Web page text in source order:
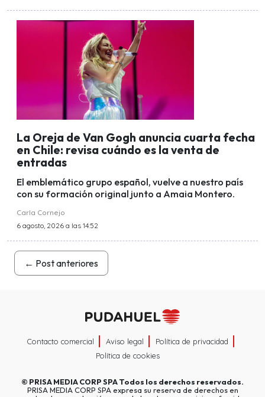
La Oreja de Van Gogh anuncia cuarta fecha
en Chile: revisa cuándo es la venta de
entradas
El emblemático grupo español, vuelve a nuestro país
con su formación original junto a Amaia Montero.
Carla Cornejo
6 agosto, 2026 a las 14:52
← Post anteriores
Contacto comercial Aviso legal
Política de privacidad
Política de cookies
© PRISA MEDIA CORP SPATodos los derechos reservados.
PRISA MEDIA CORP SPA expresa su reserva de derechos en